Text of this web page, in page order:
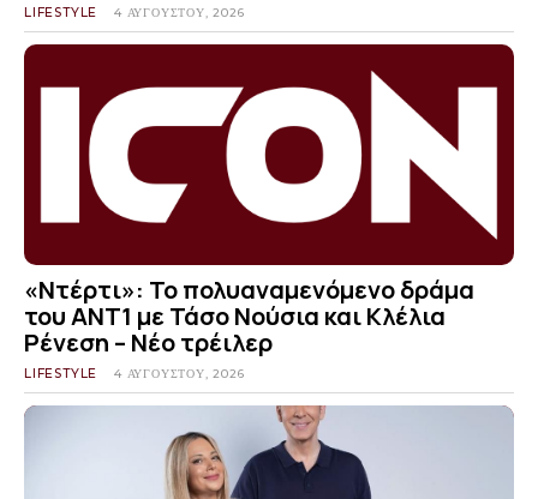
LIFESTYLE 4 ΑΥΓΟΎΣΤΟΥ, 2026
«Ντέρτι»: Το πολυαναμενόμενο δράμα
του ΑΝΤ1 με Τάσο Νούσια και Κλέλια
Ρένεση – Νέο τρέιλερ
LIFESTYLE 4 ΑΥΓΟΎΣΤΟΥ, 2026